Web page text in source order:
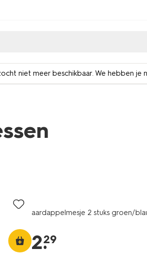
niet meer beschikbaar. We hebben je
aardappelmesje 2 stuks groen/
2.
29